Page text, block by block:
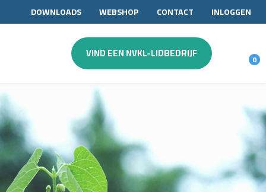
DOWNLOADS WEBSHOP CONTACT INLOGGEN
VIND EEN NVKL-LIDBEDRIJF 0